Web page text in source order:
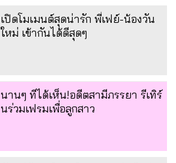
เปิดโมเมนต์สุดน่ารัก พี่เฟย์-น้องวัน
ใหม่ เข้ากันได้ดีสุดๆ
นานๆ ทีได้เห็น!อดีตสามีภรรยา รีเทิร์
นร่วมเฟรมเพื่อลูกสาว